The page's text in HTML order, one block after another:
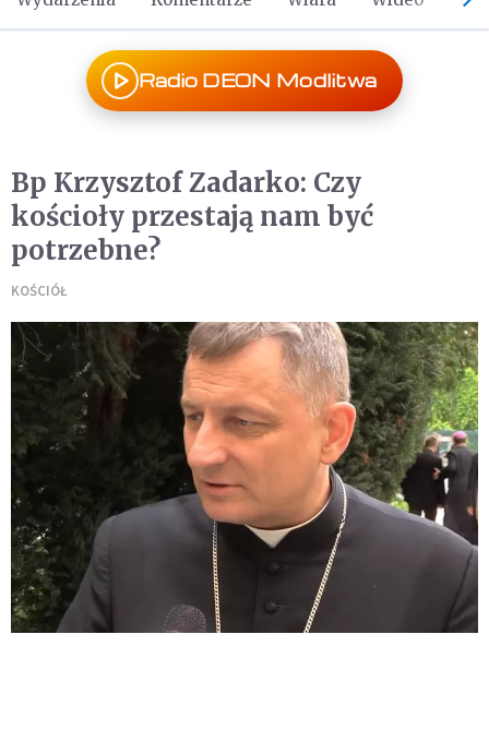
Radio DEON Modlitwa
Bp Krzysztof Zadarko: Czy
kościoły przestają nam być
potrzebne?
KOŚCIÓŁ